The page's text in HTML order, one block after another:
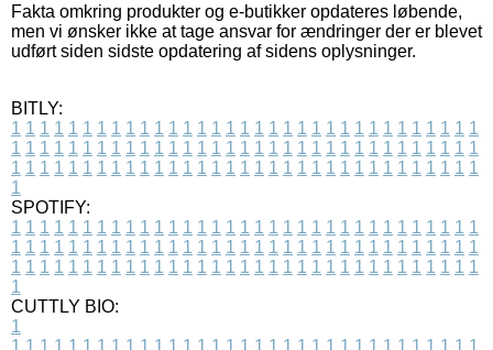
Fakta omkring produkter og e-butikker opdateres løbende,
men vi ønsker ikke at tage ansvar for ændringer der er blevet
udført siden sidste opdatering af sidens oplysninger.
BITLY:
1 1 1 1 1 1 1 1 1 1 1 1 1 1 1 1 1 1 1 1 1 1 1 1 1 1 1 1 1 1 1 1 1
1 1 1 1 1 1 1 1 1 1 1 1 1 1 1 1 1 1 1 1 1 1 1 1 1 1 1 1 1 1 1 1 1
1 1 1 1 1 1 1 1 1 1 1 1 1 1 1 1 1 1 1 1 1 1 1 1 1 1 1 1 1 1 1 1 1
1
SPOTIFY:
1 1 1 1 1 1 1 1 1 1 1 1 1 1 1 1 1 1 1 1 1 1 1 1 1 1 1 1 1 1 1 1 1
1 1 1 1 1 1 1 1 1 1 1 1 1 1 1 1 1 1 1 1 1 1 1 1 1 1 1 1 1 1 1 1 1
1 1 1 1 1 1 1 1 1 1 1 1 1 1 1 1 1 1 1 1 1 1 1 1 1 1 1 1 1 1 1 1 1
1
CUTTLY BIO:
1
1 1 1 1 1 1 1 1 1 1 1 1 1 1 1 1 1 1 1 1 1 1 1 1 1 1 1 1 1 1 1 1 1